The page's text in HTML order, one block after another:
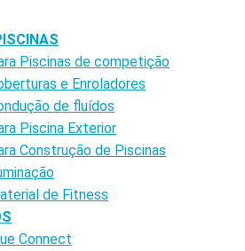
Piscinas de competição
e Enroladores
de fluídos
Piscina Exterior
Construção de Piscinas
de Fitness
Connect